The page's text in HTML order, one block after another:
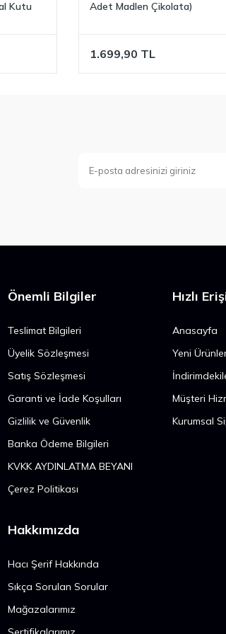
Kutu
Adet Madlen Çikolata)
1.699,90 TL
Önemli Bilgiler
Teslimat Bilgileri
Üyelik Sözleşmesi
Satış Sözleşmesi
Garanti ve İade Koşulları
Gizlilik ve Güvenlik
Banka Ödeme Bilgileri
KVKK AYDINLATMA BEYANI
Çerez Politikası
Hızlı
Anasayfa
Yeni
Müşteri
Kurumsal
Hakkımızda
Hacı Şerif Hakkında
Sıkça Sorulan Sorular
Mağazalarımız